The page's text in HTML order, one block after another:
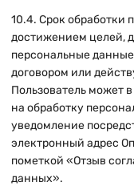
10.4. Срок обработки
достижением целей,
персональные
договором или
Пользователь может
на обработку
уведомление
электронный адрес
пометкой «Отзыв
данных».